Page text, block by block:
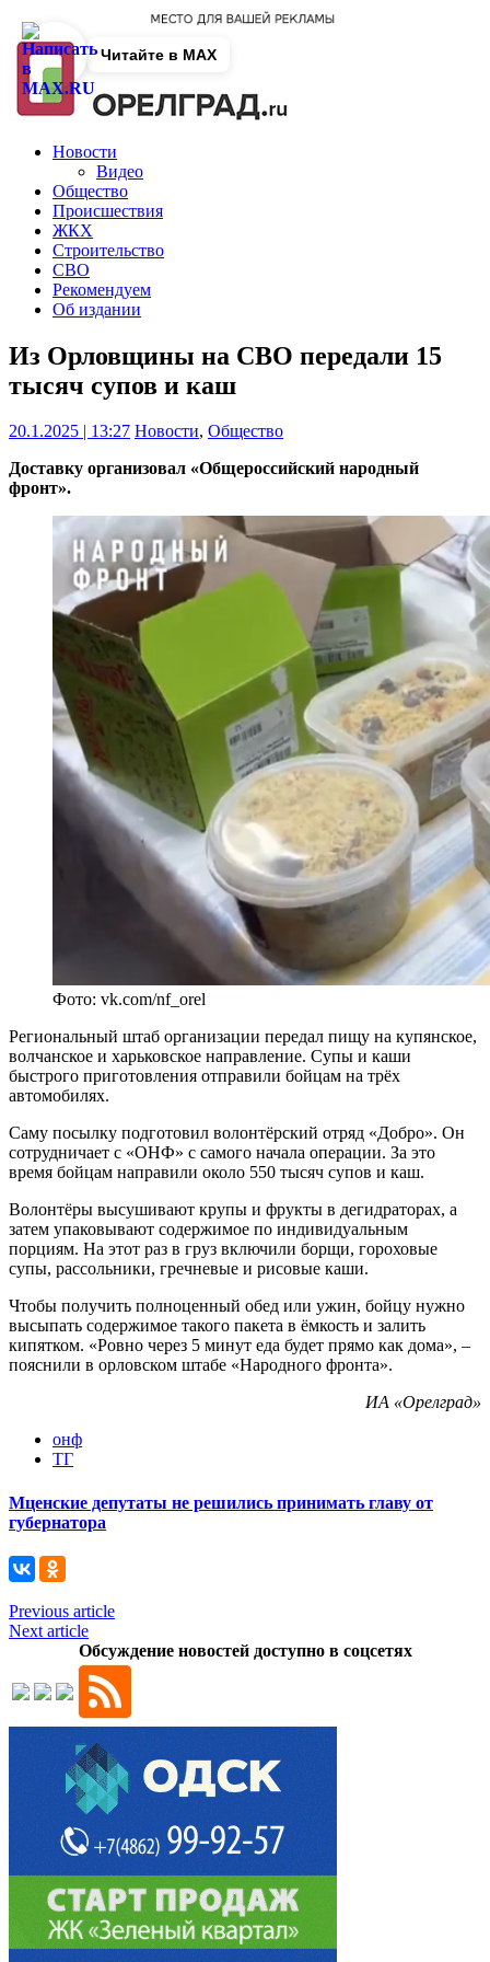
Новости
Видео
Общество
Происшествия
ЖКХ
Строительство
СВО
Рекомендуем
Об издании
Из Орловщины на СВО передали 15
тысяч супов и каш
20.1.2025 | 13:27 Новости, Общество
Доставку организовал «Общероссийский народный
фронт».
Фото: vk.com/nf_orel
Региональный штаб организации передал пищу на купянское,
волчанское и харьковское направление. Супы и каши
быстрого приготовления отправили бойцам на трёх
автомобилях.
Саму посылку подготовил волонтёрский отряд «Добро». Он
сотрудничает с «ОНФ» с самого начала операции. За это
время бойцам направили около 550 тысяч супов и каш.
Волонтёры высушивают крупы и фрукты в дегидраторах, а
затем упаковывают содержимое по индивидуальным
порциям. На этот раз в груз включили борщи, гороховые
супы, рассольники, гречневые и рисовые каши.
Чтобы получить полноценный обед или ужин, бойцу нужно
высыпать содержимое такого пакета в ёмкость и залить
кипятком. «Ровно через 5 минут еда будет прямо как дома», –
пояснили в орловском штабе «Народного фронта».
ИА «Орелград»
онф
ТГ
Мценские депутаты не решились принимать главу от
губернатора
Previous article
Next article
Обсуждение новостей доступно в соцсетях
Читайте в MAX